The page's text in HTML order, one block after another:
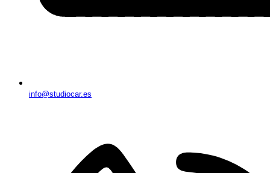
info@studiocar.es